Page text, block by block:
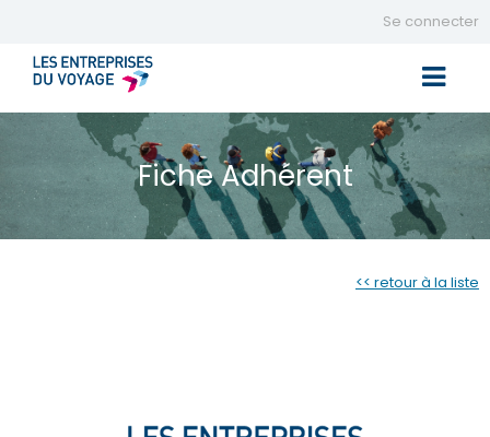
Se connecter
Fiche Adhérent
<< retour à la liste